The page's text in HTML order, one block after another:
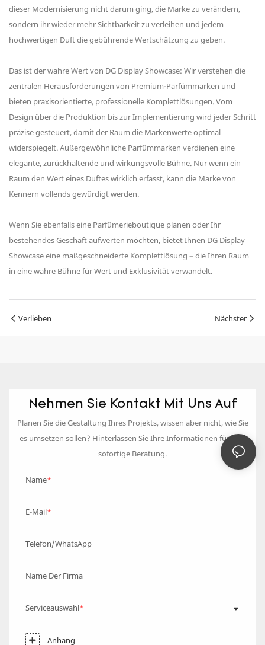
dieser Modernisierung nicht darum ging, die Marke zu verändern,
sondern ihr wieder mehr Sichtbarkeit zu verleihen und jedem
hochwertigen Duft die gebührende Wertschätzung zu geben.
Das ist der wahre Wert von DG Display Showcase: Wir verstehen die
zentralen Herausforderungen von Premium-Parfümmarken und
bieten praxisorientierte, professionelle Komplettlösungen. Vom
Design über die Produktion bis zur Implementierung wird jeder Schritt
präzise gesteuert, damit der Raum die Markenwerte optimal
widerspiegelt. Außergewöhnliche Parfümmarken verdienen eine
elegante, zurückhaltende und wirkungsvolle Bühne. Nur wenn ein
Raum den Wert eines Duftes wirklich erfasst, kann die Marke von
Kennern vollends gewürdigt werden.
Wenn Sie ebenfalls eine Parfümerieboutique planen oder Ihr
bestehendes Geschäft aufwerten möchten, bietet Ihnen DG Display
Showcase eine maßgeschneiderte Komplettlösung – die Ihren Raum
in eine wahre Bühne für Wert und Exklusivität verwandelt.
Verlieben Nächster
Nehmen Sie Kontakt Mit Uns Auf
Planen Sie die Gestaltung Ihres Projekts, wissen aber nicht, wie Sie
es umsetzen sollen? Hinterlassen Sie Ihre Informationen für eine
sofortige Beratung.
Name
E-Mail
Telefon/WhatsApp
Name Der Firma
Serviceauswahl
Anhang